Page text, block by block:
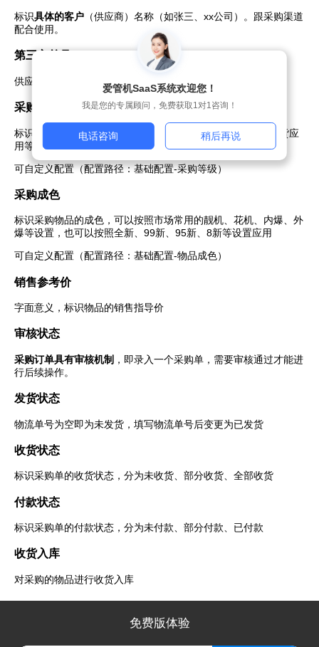
标识具体的客户 （供应商）名称（如张三、xx公司）。跟采购渠道
配合使用。
第三方单号
供应商交易的订单号。一般线上平台应用居多。
采购等级
标识采购物品的等级，A/B/C/D等等，一般线上交易平台或统货应
用等级居多
可自定义配置（配置路径：基础配置-采购等级）
采购成色
标识采购物品的成色，可以按照市场常用的靓机、花机、内爆、外
爆等设置，也可以按照全新、99新、95新、8新等设置应用
可自定义配置（配置路径：基础配置-物品成色）
销售参考价
字面意义，标识物品的销售指导价
审核状态
采购订单具有审核机制 ，即录入一个采购单，需要审核通过才能进
行后续操作。
发货状态
物流单号为空即为未发货，填写物流单号后变更为已发货
收货状态
标识采购单的收货状态，分为未收货、部分收货、全部收货
付款状态
标识采购单的付款状态，分为未付款、部分付款、已付款
收货入库
对采购的物品进行收货入库
免费版体验
爱管机SaaS系统欢迎您！
我是您的专属顾问，免费获取1对1咨询！
电话咨询 稍后再说